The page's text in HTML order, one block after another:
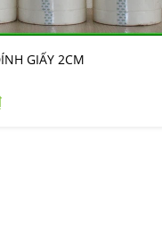
GIẤY 2CM